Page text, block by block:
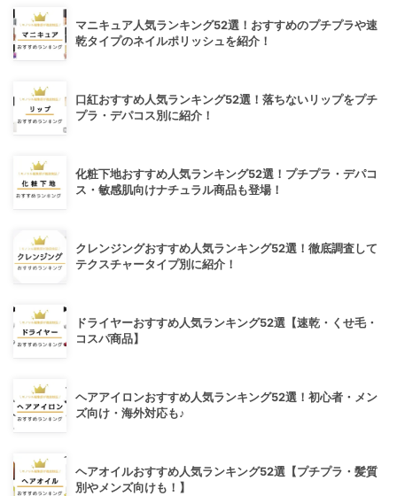
マニキュア人気ランキング52選！おすすめのプチプラや速
乾タイプのネイルポリッシュを紹介！
口紅おすすめ人気ランキング52選！落ちないリップをプチ
プラ・デパコス別に紹介！
化粧下地おすすめ人気ランキング52選！プチプラ・デパコ
ス・敏感肌向けナチュラル商品も登場！
クレンジングおすすめ人気ランキング52選！徹底調査して
テクスチャータイプ別に紹介！
ドライヤーおすすめ人気ランキング52選【速乾・くせ毛・
コスパ商品】
ヘアアイロンおすすめ人気ランキング52選！初心者・メン
ズ向け・海外対応も♪
ヘアオイルおすすめ人気ランキング52選【プチプラ・髪質
別やメンズ向けも！】